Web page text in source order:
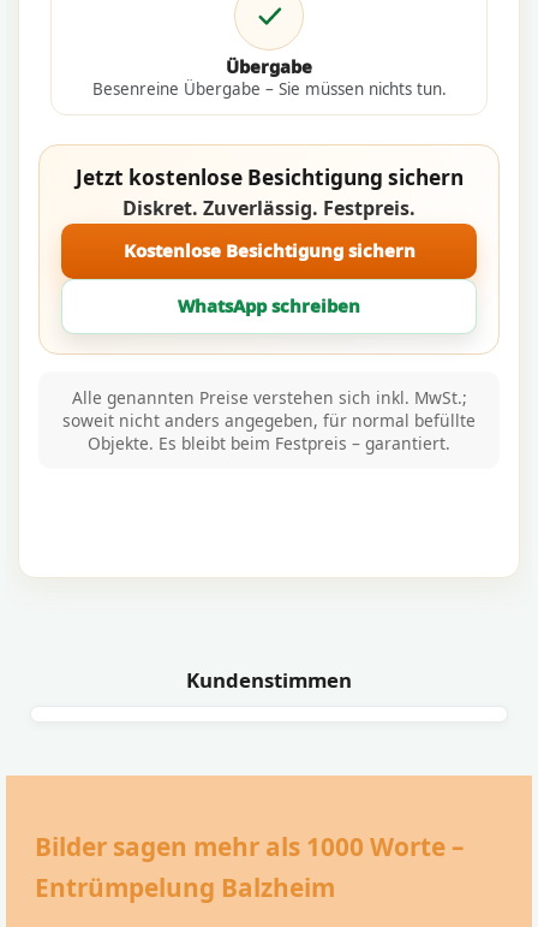
Übergabe
Besenreine Übergabe – Sie müssen nichts tun.
Jetzt kostenlose Besichtigung sichern
Diskret. Zuverlässig. Festpreis.
Kostenlose Besichtigung sichern
WhatsApp schreiben
Alle genannten Preise verstehen sich inkl. MwSt.;
soweit nicht anders angegeben, für normal befüllte
Objekte. Es bleibt beim Festpreis – garantiert.
Kundenstimmen
Bilder sagen mehr als 1000 Worte –
Entrümpelung Balzheim